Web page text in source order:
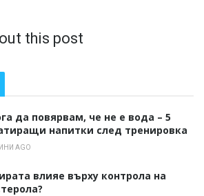
this post
да повярвам, че не е вода – 5
напитки след тренировка
AGO
влияе върху контрола на